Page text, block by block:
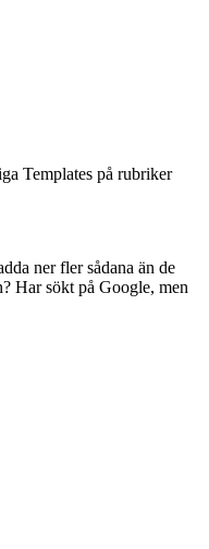
Templates på rubriker
ner fler sådana än de
Har sökt på Google, men